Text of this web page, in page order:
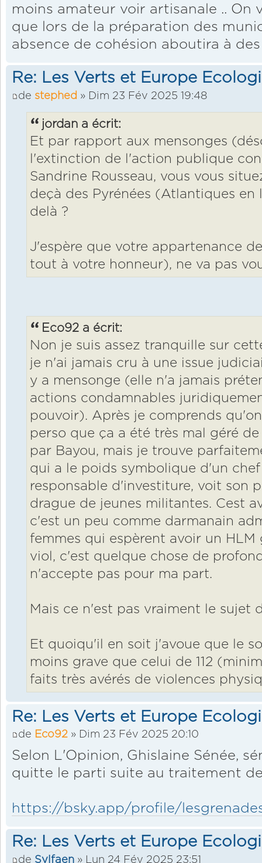
moins amateur voir artisanale .. On
que lors de la préparation des
absence de cohésion aboutira à
Re: Les Verts et Europe
de stephed » Dim 23 Fév 2025 19:48
jordan a écrit:
Et par rapport aux mensonges
l'extinction de l'action publique
Sandrine Rousseau, vous vous
deçà des Pyrénées (Atlantiques en
delà ?
J'espère que votre appartenance
tout à votre honneur), ne va pas
Eco92 a écrit:
Non je suis assez tranquille sur
je n'ai jamais cru à une issue
y a mensonge (elle n'a jamais
actions condamnables
pouvoir). Après je comprends
perso que ça a été très mal géré
par Bayou, mais je trouve
qui a le poids symbolique d'un
responsable d'investiture, voit son
drague de jeunes militantes. Cest
c'est un peu comme darmanain
femmes qui espèrent avoir un
viol, c'est quelque chose de
n'accepte pas pour ma part.
Mais ce n'est pas vraiment le sujet
Et quoiqu'il en soit j'avoue que le
moins grave que celui de 112
faits très avérés de violences
Re: Les Verts et Europe
de Eco92 » Dim 23 Fév 2025 20:10
Selon L'Opinion, Ghislaine Sénée,
quitte le parti suite au traitement
https://bsky.app/profile/
Re: Les Verts et Europe
de Sylfaen » Lun 24 Fév 2025 23:51